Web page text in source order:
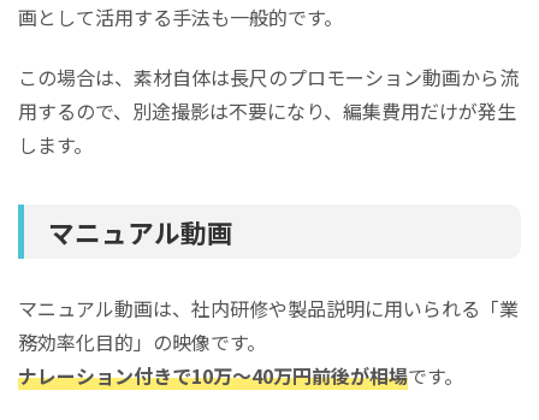
画として活用する手法も一般的です。
この場合は、素材自体は長尺のプロモーション動画から流
用するので、別途撮影は不要になり、編集費用だけが発生
します。
マニュアル動画
マニュアル動画は、社内研修や製品説明に用いられる「業
務効率化目的」の映像です。
ナレーション付きで10万〜40万円前後が相場です。